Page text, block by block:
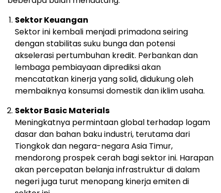
SektorKeuangan
Sektorini kembali menjadi primadonaseiring
denganstabilitassuku bungadan potensi
akselerasi pertumbuhan kredit. Perbankandan
lembaga pembiayaandiprediksiakan
mencatatkan kinerjayangsolid,didukungoleh
membaiknya konsumsidomestikdaniklimusaha.
SektorBasicMaterials
Meningkatnya permintaanglobal terhadap logam
dasardan bahan bakuindustri, terutamadari
Tiongkokdan negara-negaraAsia Timur,
mendorong prospekcerah bagisektorini. Harapan
akan percepatan belanjainfrastrukturdidalam
negerijuga turut menopang kinerjaemitendi